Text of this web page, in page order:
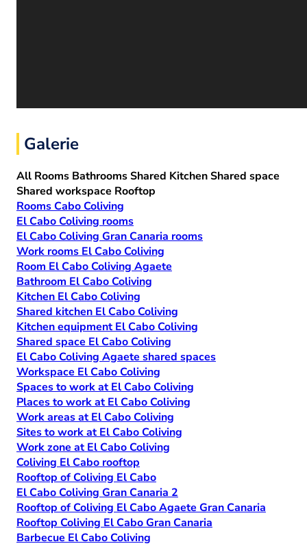
Galerie
All Rooms BathroomsShared KitchenShared space
Shared workspace Rooftop
Rooms Cabo Coliving
El Cabo Coliving rooms
El Cabo Coliving Gran Canaria rooms
Work rooms El Cabo Coliving
Room El Cabo Coliving Agaete
Bathroom El Cabo Coliving
Kitchen El Cabo Coliving
Shared kitchen El Cabo Coliving
Kitchen equipment El Cabo Coliving
Shared space El Cabo Coliving
El Cabo Coliving Agaete shared spaces
Workspace El Cabo Coliving
Spaces to work at El Cabo Coliving
Places to work at El Cabo Coliving
Work areas at El Cabo Coliving
Sites to work at El Cabo Coliving
Work zone at El Cabo Coliving
Coliving El Cabo rooftop
Rooftop of Coliving El Cabo
El Cabo Coliving Gran Canaria 2
Rooftop of Coliving El Cabo Agaete Gran Canaria
Rooftop Coliving El Cabo Gran Canaria
Barbecue El Cabo Coliving